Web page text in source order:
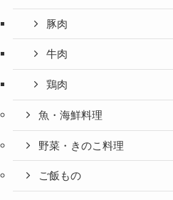
豚肉
牛肉
鶏肉
魚・海鮮料理
野菜・きのこ料理
ご飯もの